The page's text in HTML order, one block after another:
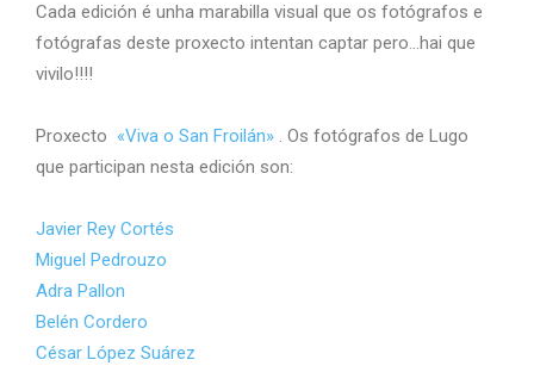
Cada edición é unha marabilla visual que os fotógrafos e
fotógrafas deste proxecto intentan captar pero…hai que
vivilo!!!!
Proxecto «Viva o San Froilán» . Os fotógrafos de Lugo
que participan nesta edición son:
Javier Rey Cortés
Miguel Pedrouzo
Adra Pallon
Belén Cordero
César López Suárez